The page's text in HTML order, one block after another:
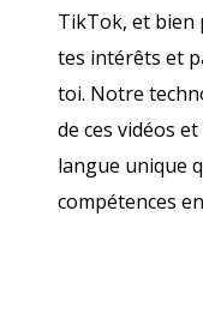
TikTok, et bien
tes intérêts et
toi. Notre
de ces vidéos
langue unique
compétences